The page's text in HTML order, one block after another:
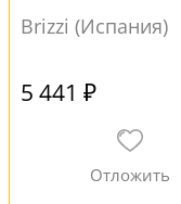
Brizzi (Испания)
5 441 ₽